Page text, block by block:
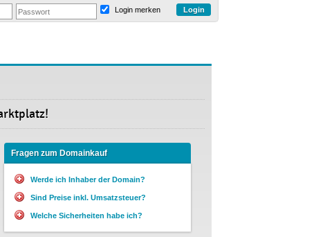
Login merken
Fragen zum Domainkauf
Werde ich Inhaber der Domain?
Sind Preise inkl. Umsatzsteuer?
Welche Sicherheiten habe ich?